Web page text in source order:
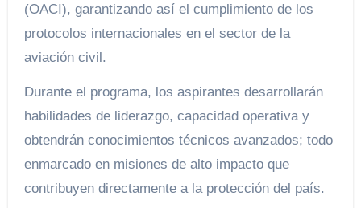
(OACI), garantizando así el cumplimiento de los
protocolos internacionales en el sector de la
aviación civil.
Durante el programa, los aspirantes desarrollarán
habilidades de liderazgo, capacidad operativa y
obtendrán conocimientos técnicos avanzados; todo
enmarcado en misiones de alto impacto que
contribuyen directamente a la protección del país.